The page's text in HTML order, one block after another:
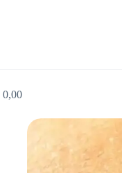
عربة
0,00